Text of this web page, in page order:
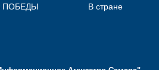
ПОБЕДЫ В стране